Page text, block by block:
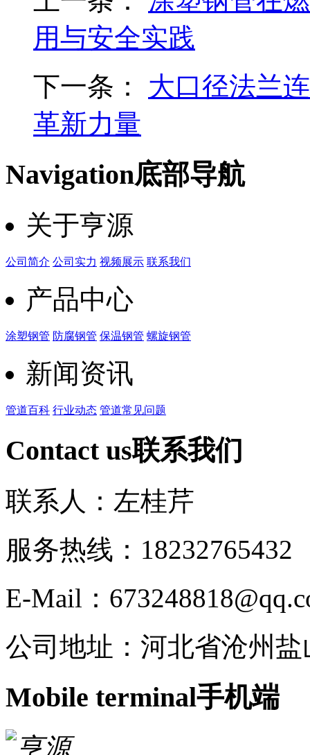
用与安全实践
下一条： 大口径法兰
革新力量
Navigation底部导航
关于亨源
公司简介 公司实力 视频展示 联系我们
产品中心
涂塑钢管 防腐钢管 保温钢管 螺旋钢管
新闻资讯
管道百科 行业动态 管道常见问题
Contact us联系我们
联系人：左桂芹
服务热线：18232765432
E-Mail：
公司地址：河北省沧州
Mobile terminal手机端